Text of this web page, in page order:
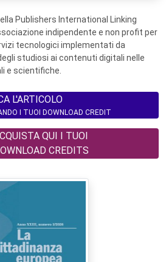
Publishers International Linking
indipendente e non profit per
tecnologici implementati da
studiosi ai contenuti digitali nelle
e scientifiche.
L'ARTICOLO
I TUOI DOWNLOAD CREDIT
QUI I TUOI
CREDITS